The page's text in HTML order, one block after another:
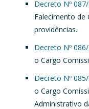
Decreto Nº
Falecimento de
providências.
Decreto Nº
o Cargo
Decreto Nº
o Cargo
Administrativo